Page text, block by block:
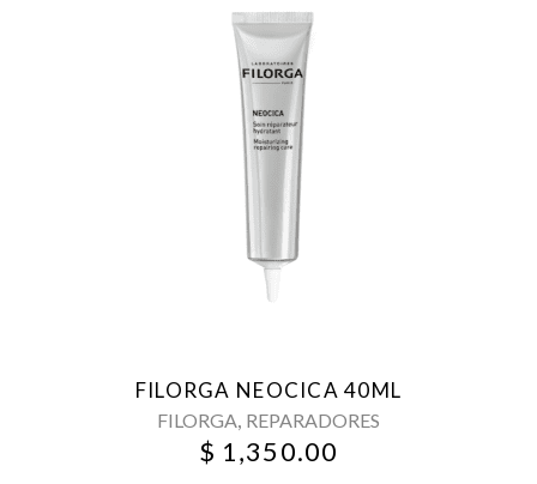
FILORGA NEOCICA 40ML
FILORGA, REPARADORES
$ 1,350.00